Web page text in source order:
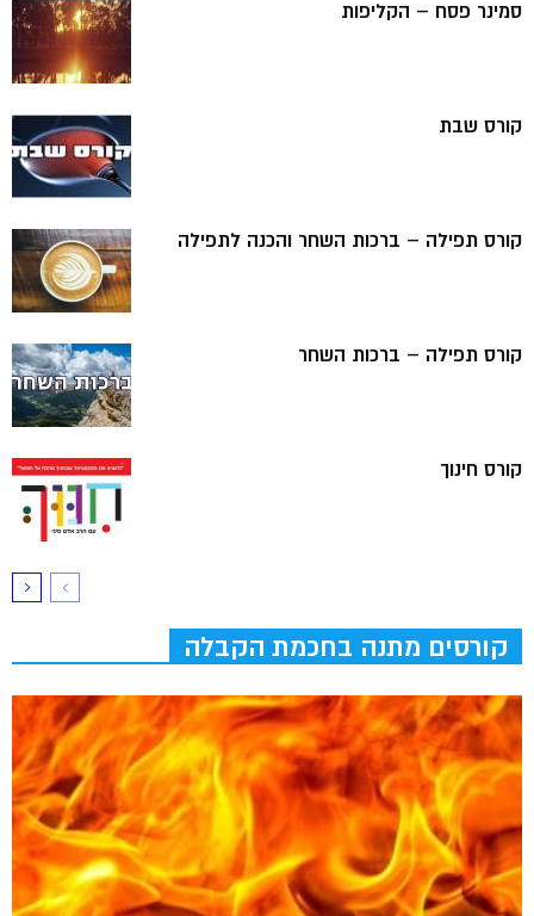
סמינר פסח – הקליפות
קורס שבת
קורס תפילה – ברכות השחר והכנה לתפילה
קורס תפילה – ברכות השחר
קורס חינוך
קורסים מתנה בחכמת הקבלה